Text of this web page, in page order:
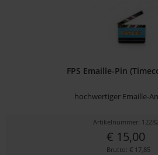
FPS Emaille-Pin
hochwertiger Emaille-
Artikelnummer:
€ 15,00
Brutto: € 17,85